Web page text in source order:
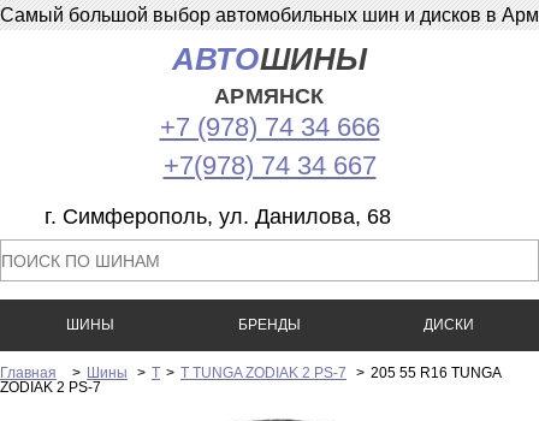
Самый большой выбор автомобильных шин и дисков в
АВТОШИНЫ
АРМЯНСК
+7 (978) 74 34 666
+7(978) 74 34 667
г. Симферополь, ул. Данилова, 68
ШИНЫ БРЕНДЫ ДИСКИ
Главная > Шины > Т > Т TUNGA ZODIAK 2 PS-7 > 205 55 R16 TUNGA
ZODIAK 2 PS-7